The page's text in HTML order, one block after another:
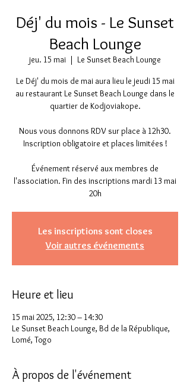
Déj' du mois - Le Sunset
Beach Lounge
jeu. 15 mai
  |
Le Sunset Beach Lounge
Le Déj' du mois de mai aura lieu le jeudi 15 mai
au restaurant Le Sunset Beach Lounge dans le
quartier de Kodjoviakope.
Nous vous donnons RDV sur place à 12h30.
Inscription obligatoire et places limitées !
Événement réservé aux membres de
l'association. Fin des inscriptions mardi 13 mai
20h
Les inscriptions sont closes
Voir autres événements
Heure et lieu
15 mai 2025, 12:30 – 14:30
Le Sunset Beach Lounge, Bd de la République,
Lomé, Togo
À propos de l'événement